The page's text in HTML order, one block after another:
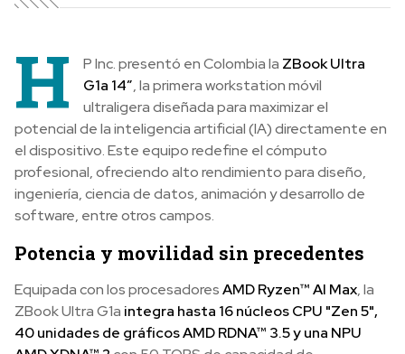
H P Inc. presentó en Colombia la ZBook Ultra
G1a 14”, la primera workstation móvil
ultraligera diseñada para maximizar el
potencial de la inteligencia artificial (IA) directamente en
el dispositivo. Este equipo redefine el cómputo
profesional, ofreciendo alto rendimiento para diseño,
ingeniería, ciencia de datos, animación y desarrollo de
software, entre otros campos.
Potencia y movilidad sin precedentes
Equipada con los procesadoresAMD Ryzen™ AI Max, la
ZBook Ultra G1a integra hasta 16 núcleos CPU "Zen 5",
40 unidades de gráficos AMD RDNA™ 3.5 y una NPU